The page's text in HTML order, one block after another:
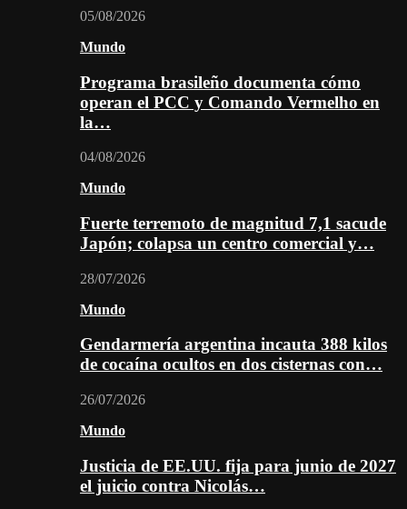
05/08/2026
Mundo
Programa brasileño documenta cómo
operan el PCC y Comando Vermelho en
la…
04/08/2026
Mundo
Fuerte terremoto de magnitud 7,1 sacude
Japón; colapsa un centro comercial y…
28/07/2026
Mundo
Gendarmería argentina incauta 388 kilos
de cocaína ocultos en dos cisternas con…
26/07/2026
Mundo
Justicia de EE.UU. fija para junio de 2027
el juicio contra Nicolás…